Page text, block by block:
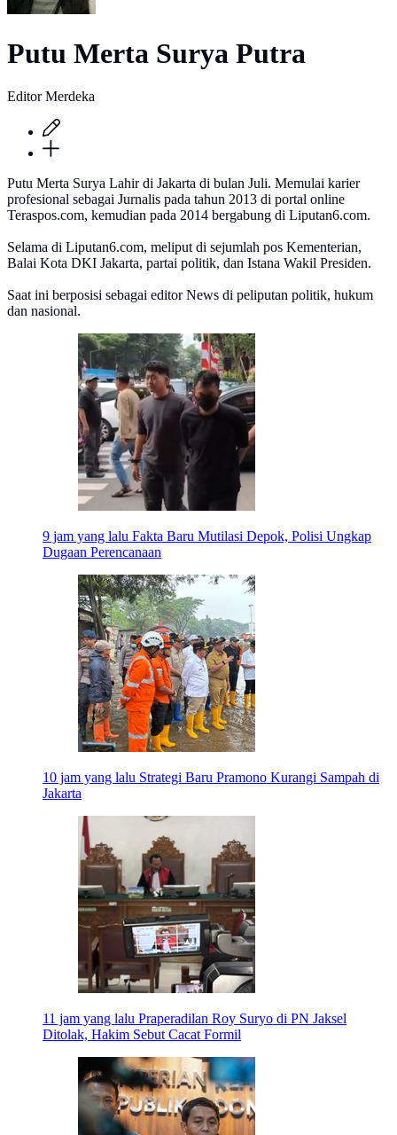
Putu Merta Surya Putra
Editor Merdeka
Putu Merta Surya Lahir di Jakarta di bulan Juli. Memulai karier
profesional sebagai Jurnalis pada tahun 2013 di portal online
Teraspos.com, kemudian pada 2014 bergabung di Liputan6.com.
Selama di Liputan6.com, meliput di sejumlah pos Kementerian,
Balai Kota DKI Jakarta, partai politik, dan Istana Wakil Presiden.
Saat ini berposisi sebagai editor News di peliputan politik, hukum
dan nasional.
9 jam yang lalu Fakta Baru Mutilasi Depok, Polisi Ungkap
Dugaan Perencanaan
10 jam yang lalu Strategi Baru Pramono Kurangi Sampah di
Jakarta
11 jam yang lalu Praperadilan Roy Suryo di PN Jaksel
Ditolak, Hakim Sebut Cacat Formil